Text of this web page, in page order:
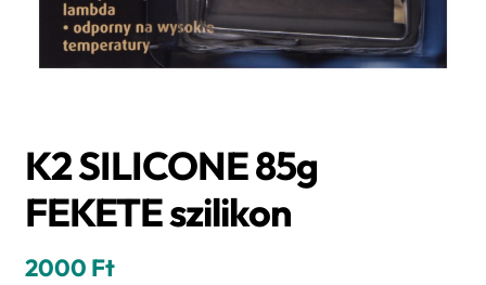
K2 SILICONE 85g
FEKETE szilikon
2000 Ft